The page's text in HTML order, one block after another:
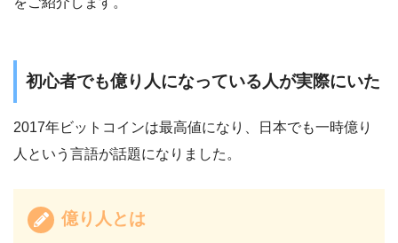
初心者でも億り人になっている人が実際にいた
2017年ビットコインは最高値になり、日本でも一時億り
人という言語が話題になりました。
億り人とは